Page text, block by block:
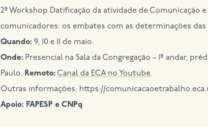
2º Workshop Datificação da atividade de Comunicação
comunicadores: os embates com as determinações
Quando:9, 10 e 11 de maio.
Onde:Presencial na Sala da Congregação – 1º andar,
Paulo. Remoto: Canal da ECA no Youtube.
Outras informações: https://
Apoio: FAPESP e CNPq